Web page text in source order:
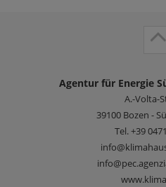
Agentur für Energie
A.-Volta-
39100 Bozen -
Tel.+39